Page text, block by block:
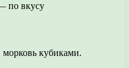
по вкусу
кубиками.